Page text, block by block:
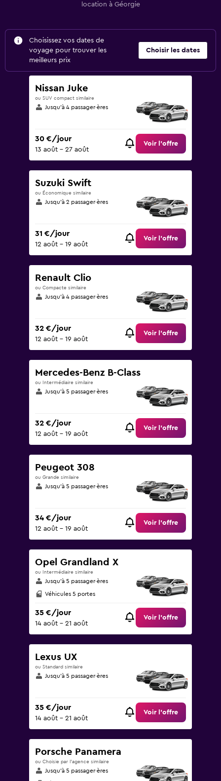
location à Géorgie
Choisissez vos dates de
voyage pour trouver les
meilleurs prix
Choisir les dates
Nissan Juke
ou SUV compact similaire
Jusqu’à 4 passager·ères
30 €/jour
13 août - 27 août
Voir l’offre
Suzuki Swift
ou Économique similaire
Jusqu’à 2 passager·ères
31 €/jour
12 août - 19 août
Voir l’offre
Renault Clio
ou Compacte similaire
Jusqu’à 4 passager·ères
32 €/jour
12 août - 19 août
Voir l’offre
Mercedes-Benz B-Class
ou Intermédiaire similaire
Jusqu’à 5 passager·ères
32 €/jour
12 août - 19 août
Voir l’offre
Peugeot 308
ou Grande similaire
Jusqu’à 5 passager·ères
34 €/jour
12 août - 19 août
Voir l’offre
Opel Grandland X
ou Intermédiaire similaire
Jusqu’à 5 passager·ères
Véhicules 5 portes
35 €/jour
14 août - 21 août
Voir l’offre
Lexus UX
ou Standard similaire
Jusqu’à 5 passager·ères
35 €/jour
14 août - 21 août
Voir l’offre
Porsche Panamera
ou Choisie par l’agence similaire
Jusqu’à 5 passager·ères